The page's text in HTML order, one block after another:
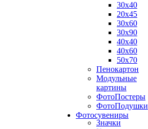
30х40
20х45
30х60
30х90
40х40
40х60
50х70
Пенокартон
Модульные
картины
ФотоПостеры
ФотоПодушки
Фотоcувениры
Значки